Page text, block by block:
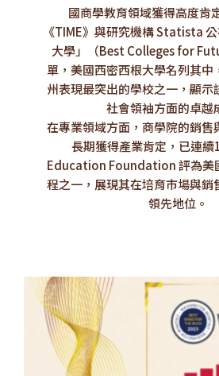
國商學教育領域獲得高度肯
《TIME》與研究機構 Statista
大學」（Best Colleges for
單，美國西密西根大學名列其中
州表現最突出的學校之一，顯示
社會領袖方面的卓越
在專業領域方面，商學院的銷售
長期獲得產業肯定，已連續
Education Foundation 評為美
程之一，展現其在培育市場與銷
領先地位。